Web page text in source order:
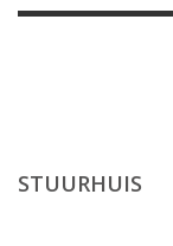
STUURHUIS